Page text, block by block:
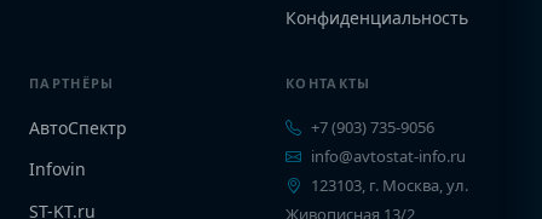
Конфиденциальность
ПАРТНЁРЫ
АвтоСпектр
Infovin
ST-KT.ru
КОНТАКТЫ
+7 (903) 735-9056
info@avtostat-info.ru
123103, г. Москва, ул.
Живописная 13/2